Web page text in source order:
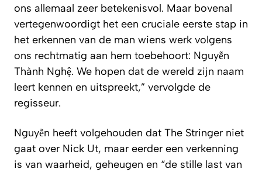
ons allemaal zeer betekenisvol. Maar bovenal
vertegenwoordigt het een cruciale eerste stap in
het erkennen van de man wiens werk volgens
ons rechtmatig aan hem toebehoort: Nguyễn
Thành Nghệ. We hopen dat de wereld zijn naam
leert kennen en uitspreekt,” vervolgde de
regisseur.
Nguyễn heeft volgehouden dat The Stringer niet
gaat over Nick Ut, maar eerder een verkenning
is van waarheid, geheugen en “de stille last van